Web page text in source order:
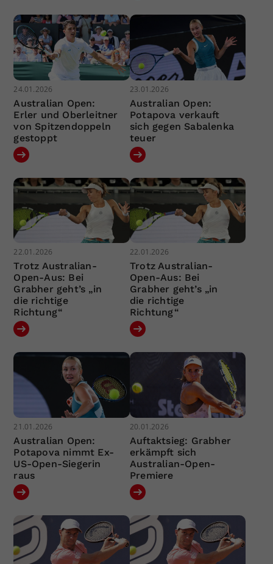
24.01.2026
Australian Open:
Erler und Oberleitner
von Spitzendoppeln
gestoppt
23.01.2026
Australian Open:
Potapova verkauft
sich gegen Sabalenka
teuer
22.01.2026
Trotz Australian-
Open-Aus: Bei
Grabher geht’s „in
die richtige
Richtung“
22.01.2026
Trotz Australian-
Open-Aus: Bei
Grabher geht’s „in
die richtige
Richtung“
21.01.2026
Australian Open:
Potapova nimmt Ex-
US-Open-Siegerin
raus
20.01.2026
Auftaktsieg: Grabher
erkämpft sich
Australian-Open-
Premiere